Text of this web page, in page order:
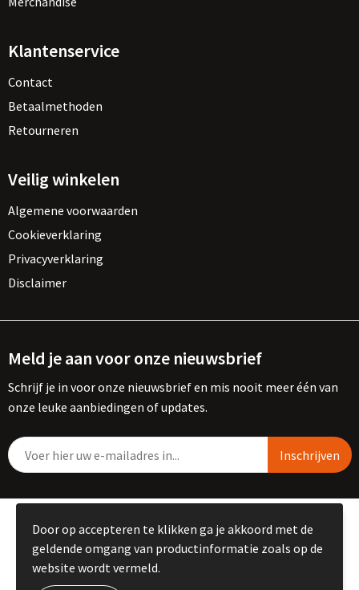
Klantenservice
Contact
Betaalmethoden
Retourneren
Veilig winkelen
Algemene voorwaarden
Cookieverklaring
Privacyverklaring
Disclaimer
Meld je aan voor onze nieuwsbrief
Schrijf je in voor onze nieuwsbrief en mis nooit meer één van
onze leuke aanbiedingen of updates.
© Copyright Kemme B.V. 2023
Door op accepteren te klikken ga je akkoord met de
geldende omgang van productinformatie zoals op de
website wordt vermeld.